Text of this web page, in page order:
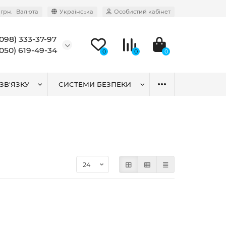
грн. Валюта Українська Особистий кабінет
333-37-97
619-49-34
0 0 0
СИСТЕМИ БЕЗПЕКИ